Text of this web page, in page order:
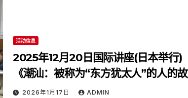
活动信息
2025年12月20日国际讲座(日本举行)
《潮汕：被称为“东方犹太人”的人的故
乡》2026年1月17日 ADMIN